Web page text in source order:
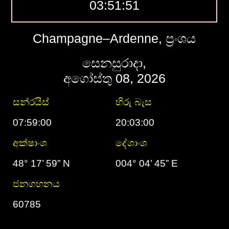
03:51:52
Champagne–Ardenne, ප්‍රංශය
සෙනසුරාදා,
අගෝස්තු 08, 2026
සන්රයිස්
හිරු බැස
07:59:00
20:03:00
අක්ෂාංශ
දේශාංශ
48° 17’ 59” N
004° 04’ 45” E
ජනගහනය
60785